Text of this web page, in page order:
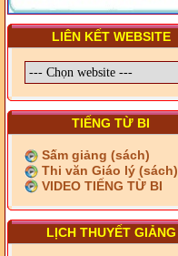
LIÊN KẾT WEBSITE
TIẾNG TỪ BI
Sấm giảng (sách)
Thi văn Giáo lý (sách)
VIDEO TIẾNG TỪ BI
LỊCH THUYẾT GIẢNG